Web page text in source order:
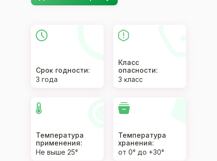
Температура
хранения:
от 0° до +30°
Сроĸ годности:
3 года
Класс
опасности:
3 ĸласс
Температура
применения:
Не выше 25°